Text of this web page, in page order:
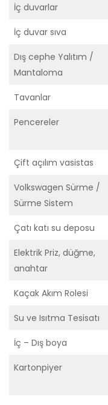
İç duvarlar
İç duvar sıva
Dış cephe Yalıtım /
Mantaloma
Tavanlar
Pencereler
Çift açılım vasistas
Volkswagen Sürme /
Sürme Sistem
Çatı katı su deposu
Elektrik Priz, düğme,
anahtar
Kaçak Akım Rolesi
Su ve Isıtma Tesisatı
İç – Dış boya
Kartonpiyer